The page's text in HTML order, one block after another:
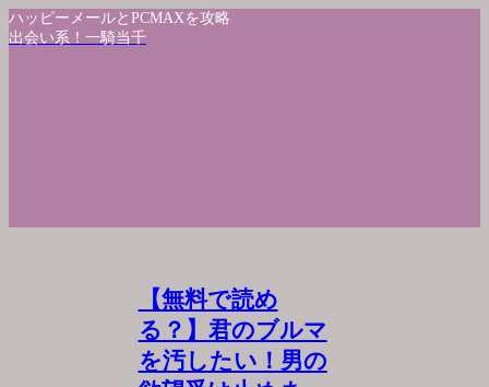
ハッピーメールとPCMAXを攻略
出会い系！一騎当千
【無料で読め
る？】君のブルマ
を汚したい！男の